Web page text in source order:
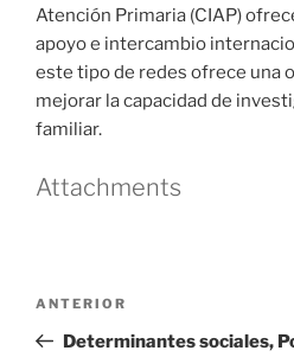
Atención Primaria (CIAP)
apoyo e intercambio
este tipo de redes ofrece una
mejorar la capacidad de
familiar.
Attachments
Entrada
anterior
ANTERIOR
Determinantes sociales,